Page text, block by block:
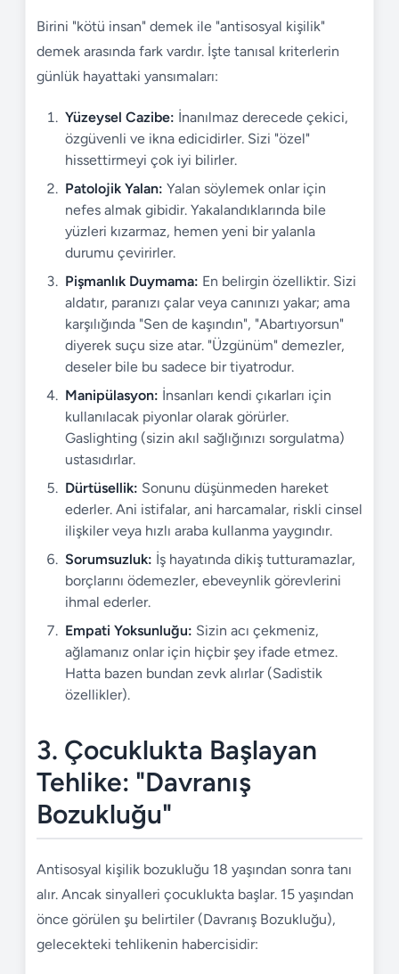
Birini "kötü insan" demek ile "antisosyal kişilik"
demek arasında fark vardır. İşte tanısal kriterlerin
günlük hayattaki yansımaları:
Yüzeysel Cazibe: İnanılmaz derecede çekici,
özgüvenli ve ikna edicidirler. Sizi "özel"
hissettirmeyi çok iyi bilirler.
Patolojik Yalan: Yalan söylemek onlar için
nefes almak gibidir. Yakalandıklarında bile
yüzleri kızarmaz, hemen yeni bir yalanla
durumu çevirirler.
Pişmanlık Duymama: En belirgin özelliktir. Sizi
aldatır, paranızı çalar veya canınızı yakar; ama
karşılığında "Sen de kaşındın", "Abartıyorsun"
diyerek suçu size atar. "Üzgünüm" demezler,
deseler bile bu sadece bir tiyatrodur.
Manipülasyon: İnsanları kendi çıkarları için
kullanılacak piyonlar olarak görürler.
Gaslighting (sizin akıl sağlığınızı sorgulatma)
ustasıdırlar.
Dürtüsellik: Sonunu düşünmeden hareket
ederler. Ani istifalar, ani harcamalar, riskli cinsel
ilişkiler veya hızlı araba kullanma yaygındır.
Sorumsuzluk: İş hayatında dikiş tutturamazlar,
borçlarını ödemezler, ebeveynlik görevlerini
ihmal ederler.
Empati Yoksunluğu: Sizin acı çekmeniz,
ağlamanız onlar için hiçbir şey ifade etmez.
Hatta bazen bundan zevk alırlar (Sadistik
özellikler).
3. Çocuklukta Başlayan
Tehlike: "Davranış
Bozukluğu"
Antisosyal kişilik bozukluğu 18 yaşından sonra tanı
alır. Ancak sinyalleri çocuklukta başlar. 15 yaşından
önce görülen şu belirtiler (Davranış Bozukluğu),
gelecekteki tehlikenin habercisidir: